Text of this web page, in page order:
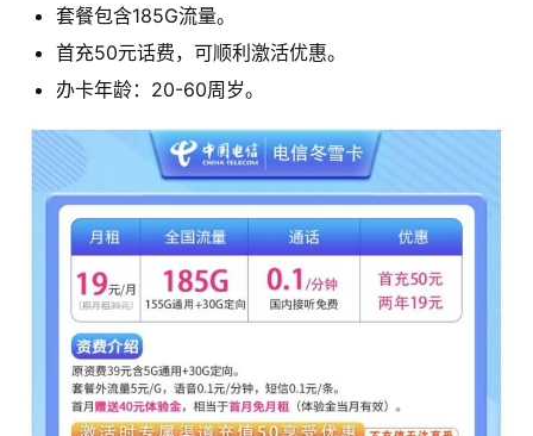
套餐包含185G流量。
首充50元话费，可顺利激活优惠。
办卡年龄：20-60周岁。